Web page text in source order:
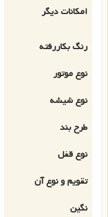
امکانات دیگر
رنگ بکاررفته
نوع موتور
نوع شیشه
طرح بند
نوع قفل
تقویم و نوع آن
نگین